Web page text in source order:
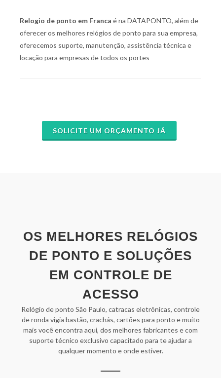
Relogio de ponto em Franca é na DATAPONTO, além de
oferecer os melhores relógios de ponto para sua empresa,
oferecemos suporte, manutenção, assistência técnica e
locação para empresas de todos os portes
SOLICITE UM ORÇAMENTO JÁ
OS MELHORES RELÓGIOS
DE PONTO E SOLUÇÕES
EM CONTROLE DE
ACESSO
Relógio de ponto São Paulo, catracas eletrônicas, controle
de ronda vigia bastão, crachás, cartões para ponto e muito
mais você encontra aqui, dos melhores fabricantes e com
suporte técnico exclusivo capacitado para te ajudar a
qualquer momento e onde estiver.